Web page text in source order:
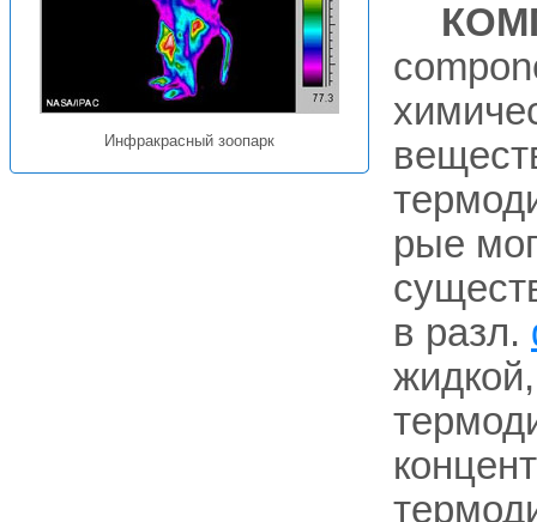
Инфракрасный зоопарк
рые
в разл.